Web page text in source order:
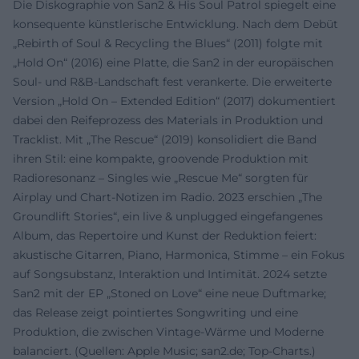
Die Diskographie von San2 & His Soul Patrol spiegelt eine
konsequente künstlerische Entwicklung. Nach dem Debüt
„Rebirth of Soul & Recycling the Blues“ (2011) folgte mit
„Hold On“ (2016) eine Platte, die San2 in der europäischen
Soul- und R&B-Landschaft fest verankerte. Die erweiterte
Version „Hold On – Extended Edition“ (2017) dokumentiert
dabei den Reifeprozess des Materials in Produktion und
Tracklist. Mit „The Rescue“ (2019) konsolidiert die Band
ihren Stil: eine kompakte, groovende Produktion mit
Radioresonanz – Singles wie „Rescue Me“ sorgten für
Airplay und Chart-Notizen im Radio. 2023 erschien „The
Groundlift Stories“, ein live & unplugged eingefangenes
Album, das Repertoire und Kunst der Reduktion feiert:
akustische Gitarren, Piano, Harmonica, Stimme – ein Fokus
auf Songsubstanz, Interaktion und Intimität. 2024 setzte
San2 mit der EP „Stoned on Love“ eine neue Duftmarke;
das Release zeigt pointiertes Songwriting und eine
Produktion, die zwischen Vintage-Wärme und Moderne
balanciert. (Quellen: Apple Music; san2.de; Top-Charts.)